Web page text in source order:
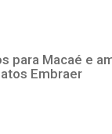
para Macaé e
Embraer